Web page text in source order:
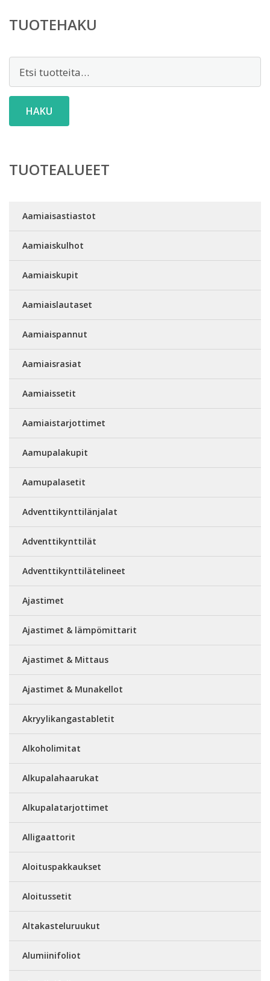
TUOTEHAKU
HAKU
TUOTEALUEET
Aamiaisastiastot
Aamiaiskulhot
Aamiaiskupit
Aamiaislautaset
Aamiaispannut
Aamiaisrasiat
Aamiaissetit
Aamiaistarjottimet
Aamupalakupit
Aamupalasetit
Adventtikynttilänjalat
Adventtikynttilät
Adventtikynttilätelineet
Ajastimet
Ajastimet & lämpömittarit
Ajastimet & Mittaus
Ajastimet & Munakellot
Akryylikangastabletit
Alkoholimitat
Alkupalahaarukat
Alkupalatarjottimet
Alligaattorit
Aloituspakkaukset
Aloitussetit
Altakasteluruukut
Alumiinifoliot